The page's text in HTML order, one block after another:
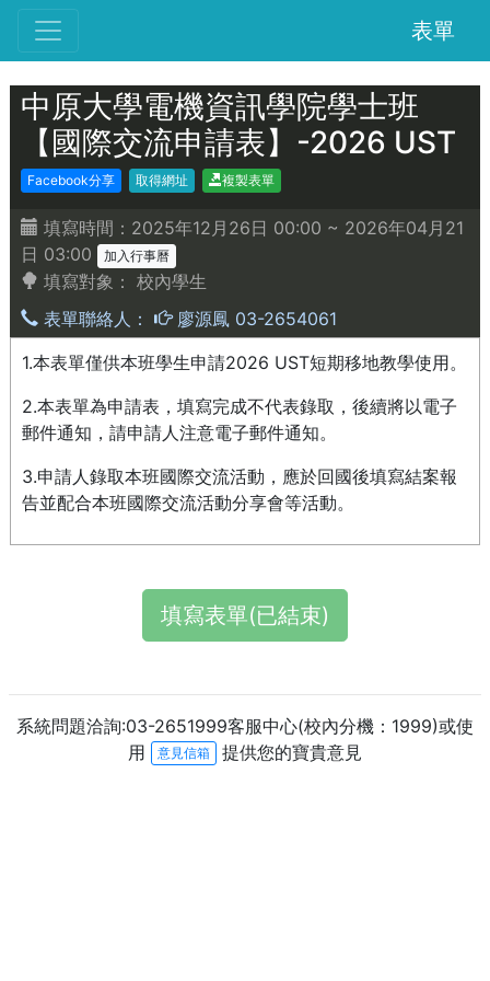
表單
中原大學電機資訊學院學士班
【國際交流申請表】-2026 UST
Facebook分享 取得網址 複製表單
填寫時間：2025年12月26日 00:00 ~ 2026年04月21
日 03:00
加入行事曆
填寫對象： 校內學生
表單聯絡人：
廖源鳳 03-2654061
1.本表單僅供本班學生申請2026 UST短期移地教學使用。
2.本表單為申請表，填寫完成不代表錄取，後續將以電子
郵件通知，請申請人注意電子郵件通知。
3.申請人錄取本班國際交流活動，應於回國後填寫結案報
告並配合本班國際交流活動分享會等活動。
填寫表單(已結束)
系統問題洽詢:03-2651999客服中心(校內分機：1999)或使
用
意見信箱 提供您的寶貴意見